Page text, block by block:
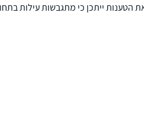
הטענות ייתכן כי מתגבשות עילות